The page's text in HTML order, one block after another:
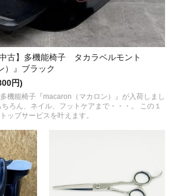
古】多機能椅子 タカラベルモント
）』ブラック
円)
機能椅子『macaron（マカロン）』が入荷しまし
ろん、ネイル、フットケアまで・・・。 この１
ップサービスを叶えます。